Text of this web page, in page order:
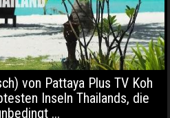
von Pattaya Plus TV Koh
Inseln Thailands, die
...